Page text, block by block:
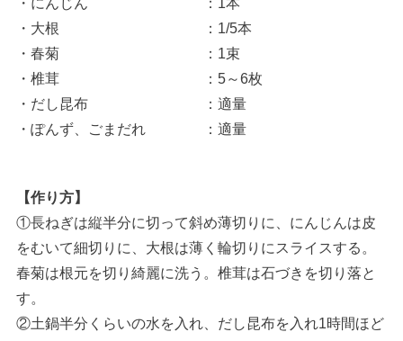
・にんじん ：1本
・大根 ：1/5本
・春菊 ：1束
・椎茸 ：5～6枚
・だし昆布 ：適量
・ぽんず、ごまだれ ：適量
【作り方】
①長ねぎは縦半分に切って斜め薄切りに、にんじんは皮
をむいて細切りに、大根は薄く輪切りにスライスする。
春菊は根元を切り綺麗に洗う。椎茸は石づきを切り落と
す。
②土鍋半分くらいの水を入れ、だし昆布を入れ1時間ほど